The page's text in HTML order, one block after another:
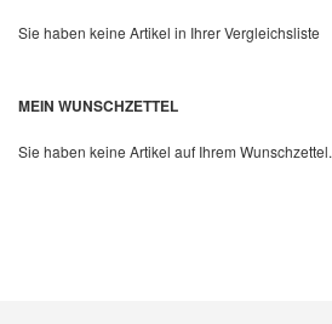
Sie haben keine Artikel in Ihrer Vergleichsliste
MEIN WUNSCHZETTEL
Sie haben keine Artikel auf Ihrem Wunschzettel.